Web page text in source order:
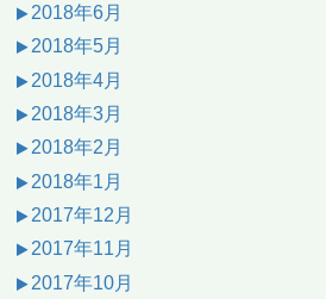
2018年6月
2018年5月
2018年4月
2018年3月
2018年2月
2018年1月
2017年12月
2017年11月
2017年10月